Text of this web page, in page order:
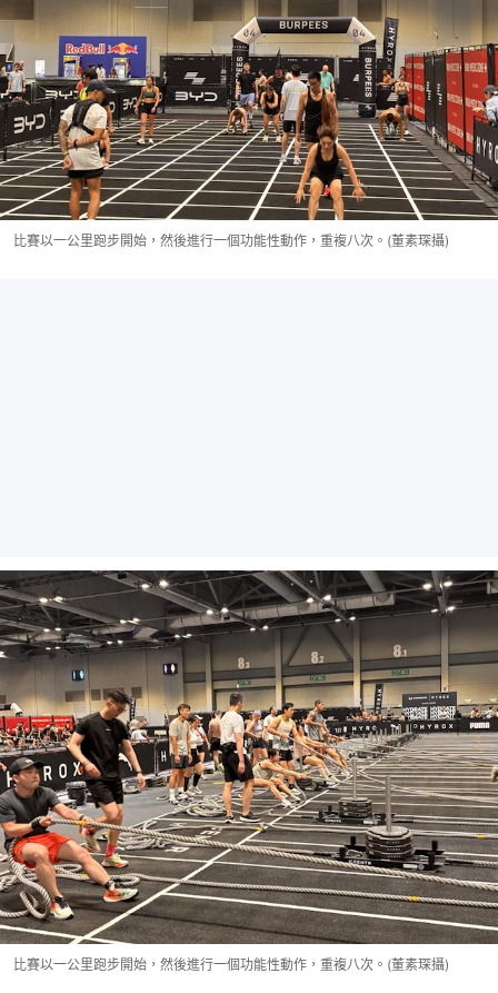
比賽以一公里跑步開始，然後進行一個功能性動作，重複八次。(董素琛攝)
比賽以一公里跑步開始，然後進行一個功能性動作，重複八次。(董素琛攝)